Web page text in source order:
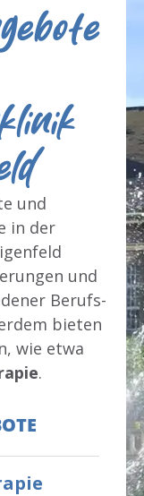
und
in der
und
Berufs-
bieten
wie etwa
.